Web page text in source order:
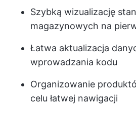
Szybką wizualizację
magazynowych na
Łatwa aktualizacja
wprowadzania kodu
Organizowanie
celu łatwej nawigacji